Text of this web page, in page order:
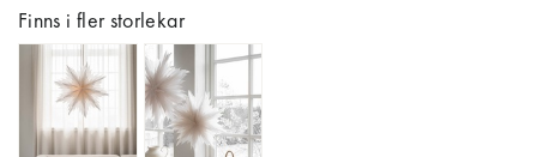
Finns i fler storlekar